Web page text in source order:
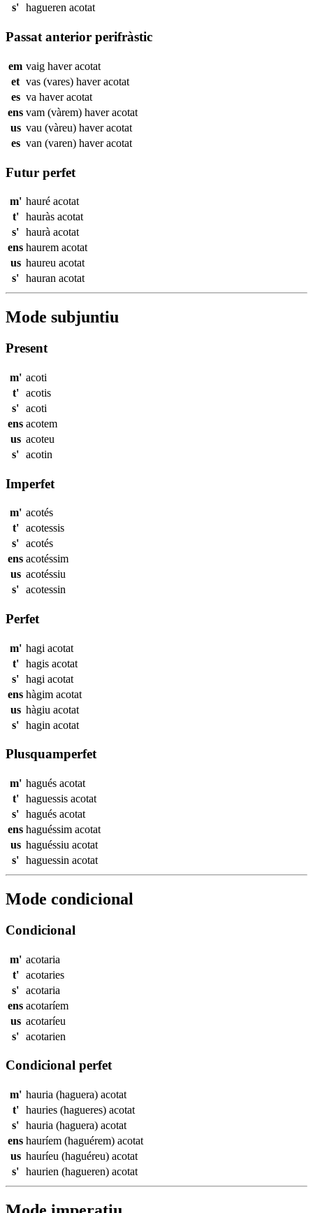
s' hagueren acotat
Passat anterior perifràstic
em vaig haveracotat
et vas (vares) haveracotat
es va haveracotat
ens vam (vàrem) haveracotat
us vau (vàreu) haveracotat
es van (varen) haveracotat
Futur perfet
m' hauré acotat
t'
hauràs acotat
s' haurà acotat
ens haurem acotat
us haureu acotat
s' hauran acotat
Mode subjuntiu
Present
m' acoti
t'
acotis
s' acoti
ens acotem
us acoteu
s' acotin
Imperfet
m' acotés
t'
acotessis
s' acotés
ens acotéssim
us acotéssiu
s' acotessin
Perfet
m' hagi acotat
t'
hagis acotat
s' hagi acotat
ens hàgim acotat
us hàgiu acotat
s' hagin acotat
Plusquamperfet
m' hagués acotat
t'
haguessis acotat
s' hagués acotat
ens haguéssim acotat
us haguéssiu acotat
s' haguessin acotat
Mode condicional
Condicional
m' acotaria
t'
acotaries
s' acotaria
ens acotaríem
us acotaríeu
s' acotarien
Condicional perfet
m' hauria (haguera) acotat
t'
hauries (hagueres) acotat
s' hauria (haguera) acotat
ens hauríem (haguérem) acotat
us hauríeu (haguéreu) acotat
s' haurien (hagueren) acotat